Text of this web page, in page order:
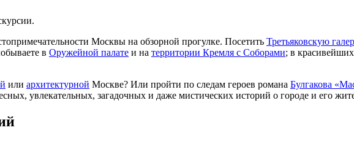
Москвы на обзорной прогулке. Посетить Третьяковскую
в Оружейной палате и на территории Кремля с Соборами; в
или архитектурной Москве? Или пройти по следам героев романа Булгакова
увлекательных, загадочных и даже мистических историй о городе и его